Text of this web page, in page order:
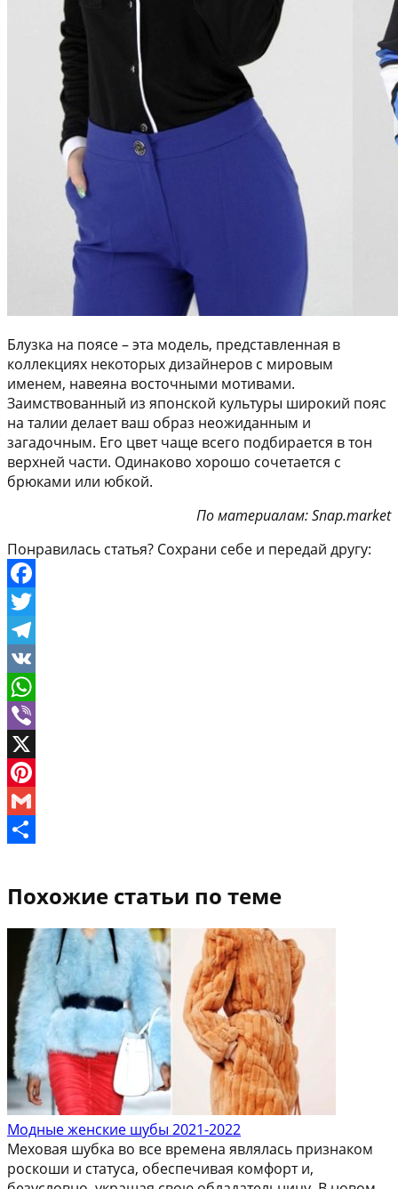
Блузка на поясе – эта модель, представленная в
коллекциях некоторых дизайнеров с мировым
именем, навеяна восточными мотивами.
Заимствованный из японской культуры широкий пояс
на талии делает ваш образ неожиданным и
загадочным. Его цвет чаще всего подбирается в тон
верхней части. Одинаково хорошо сочетается с
брюками или юбкой.
По материалам: Snap.market
Понравилась статья? Сохрани себе и передай другу:
Facebook
Twitter
Telegram
VK
WhatsApp
Viber
X
Pinterest
Gmail
Похожие статьи по теме
Модные женские шубы 2021-2022
Меховая шубка во все времена являлась признаком
роскоши и статуса, обеспечивая комфорт и,